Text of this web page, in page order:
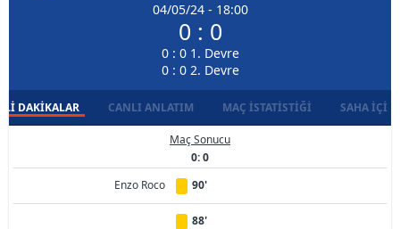
04/05/24 - 18:00
0 : 0
0 : 0 1. Devre
0 : 0 2. Devre
DAKIKALAR CANLI ANLATIM MAÇ İSTATISTIĞI SAHA İÇI
Maç Sonucu
0: 0
Enzo Roco
90'
88'